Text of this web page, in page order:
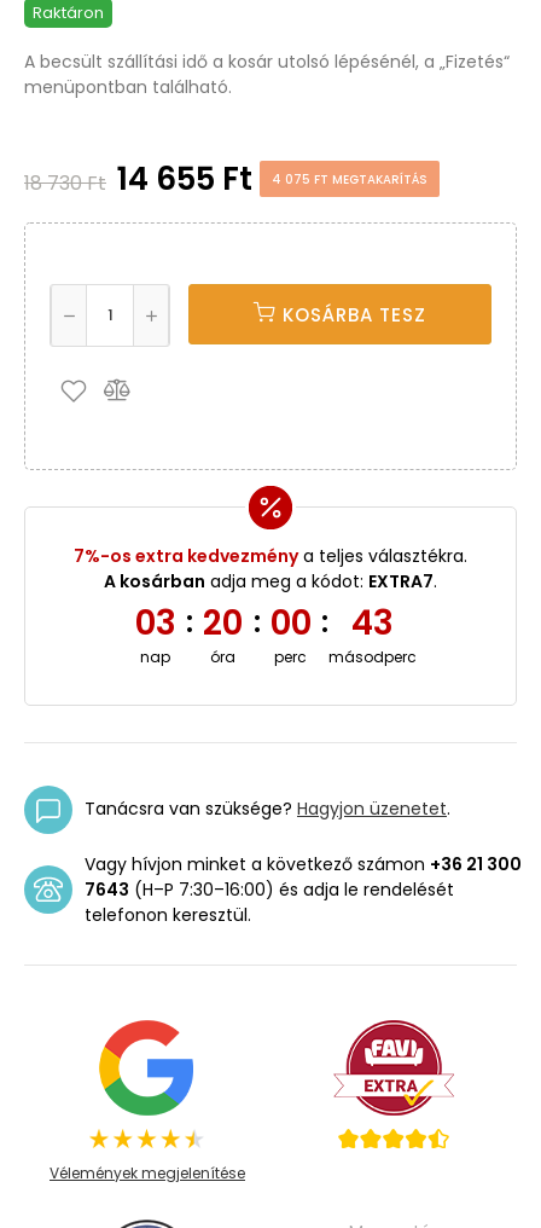
Raktáron
A becsült szállítási idő a kosár utolsó lépésénél, a „Fizetés“
menüpontban található.
18 730 Ft 14 655 Ft 4 075 FT MEGTAKARÍTÁS
KOSÁRBA TESZ
7%-os extra kedvezménya teljes választékra.
A kosárban adja meg a kódot: EXTRA7.
03
nap
: 20
óra
: 00
perc
: 43
másodperc
Tanácsra van szüksége? Hagyjon üzenetet.
Vagy hívjon minket a következő számon +36 21 300
7643 (H–P 7:30–16:00) és adja le rendelését
telefonon keresztül.
Vélemények megjelenítése